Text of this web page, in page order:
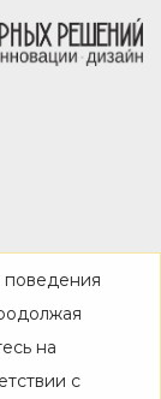
поведения
на
с